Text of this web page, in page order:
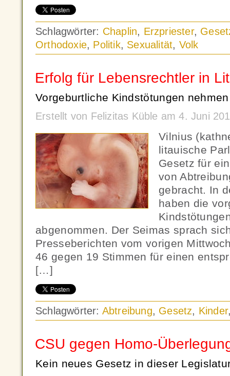
Schlagwörter: Chaplin, Erzpriester,
Orthodoxie, Politik, Sexualität, Volk
Erfolg für Lebensrechtler in
Vorgeburtliche Kindstötungen
Erstellt von Felizitas Küble am 4. Juni
Vilnius
litauische
Gesetz für
von
gebracht. In
haben die
abgenommen. Der Seimas sprach
Presseberichten vom vorigen
46 gegen 19 Stimmen für einen
[…]
Schlagwörter: Abtreibung, Gesetz, Kinder
CSU gegen Homo-
Kein neues Gesetz in dieser